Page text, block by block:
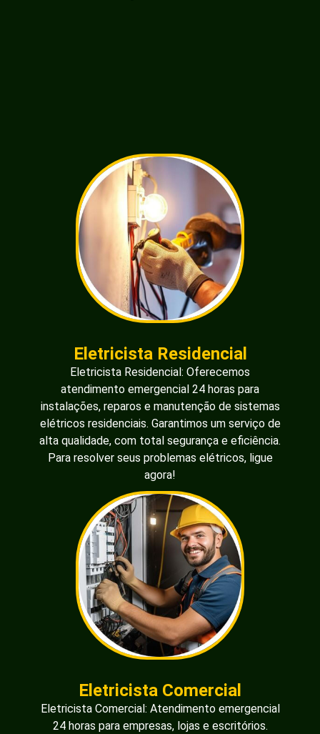
Eletricista Residencial
Eletricista Residencial: Oferecemos
atendimento emergencial 24 horas para
instalações, reparos e manutenção de sistemas
elétricos residenciais. Garantimos um serviço de
alta qualidade, com total segurança e eficiência.
Para resolver seus problemas elétricos, ligue
agora!
Eletricista Comercial
Eletricista Comercial: Atendimento emergencial
24 horas para empresas, lojas e escritórios.